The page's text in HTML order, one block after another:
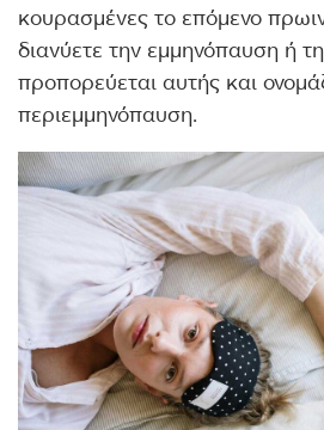
κουρασμένες το επόμενο
διανύετε την εμμηνόπαυση ή
προπορεύεται αυτής και
περιεμμηνόπαυση.